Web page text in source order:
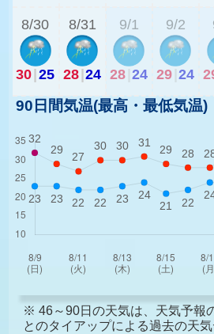
8/30
30|25
8/31
28|24
9/1
28 24
9/2
29 24
90日間気温(最高・最低気温)
※ 46～90日の天気は、天気予報
とのタイアップによる過去の天